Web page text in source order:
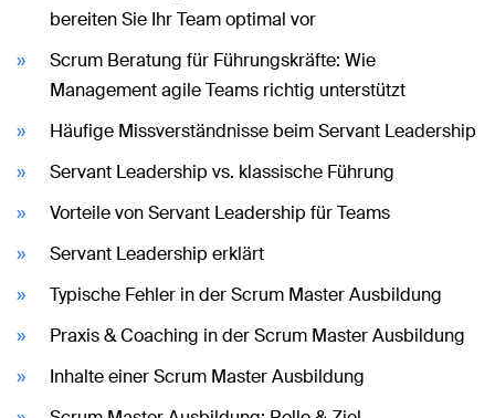
bereiten Sie Ihr Team optimal vor
Scrum Beratung für Führungskräfte: Wie
Management agile Teams richtig unterstützt
Häufige Missverständnisse beim Servant Leadership
Servant Leadership vs. klassische Führung
Vorteile von Servant Leadership für Teams
Servant Leadership erklärt
Typische Fehler in der Scrum Master Ausbildung
Praxis & Coaching in der Scrum Master Ausbildung
Inhalte einer Scrum Master Ausbildung